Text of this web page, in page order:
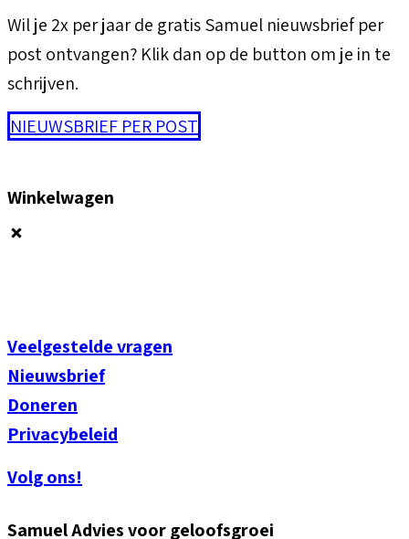
Wil je 2x per jaar de gratis Samuel nieuwsbrief per
post ontvangen? Klik dan op de button om je in te
schrijven.
NIEUWSBRIEF PER POST
Winkelwagen
Veelgestelde vragen
Nieuwsbrief
Doneren
Privacybeleid
Volg ons!
Samuel Advies voor geloofsgroei